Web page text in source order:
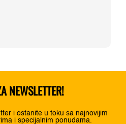
NEWSLETTER!
i ostanite u toku sa najnovijim
i specijalnim ponudama.